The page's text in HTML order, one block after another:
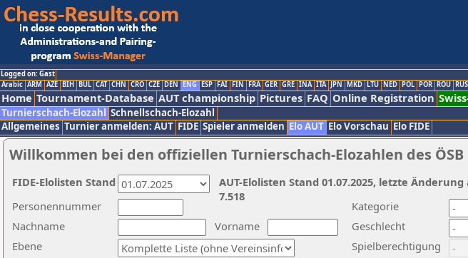
Logged on: Gast
Arabic ARM AZE BIH BUL CAT CHN CRO CZE DEN ENG ESP FAI FIN FRA GER GRE INA ITA JPN MKD LTU NED POL POR ROU RUS
Home Tournament-Database AUT championship Pictures FAQ Online Registration
Turnierschach-Elozahl Schnellschach-Elozahl
Allgemeines Turnier anmelden: AUT FIDE Spieler anmelden Elo AUT Elo Vorschau Elo FIDE
Willkommen bei den offiziellen Turnierschach-Elozahlen des ÖSB
Nachname
Vorname
Ebene
Kategorie
Personennummer
Geschlecht
Spielberechtigung
AUT-Elolisten Stand 01.07.2025, letzte
7.518
FIDE-Elolisten Stand